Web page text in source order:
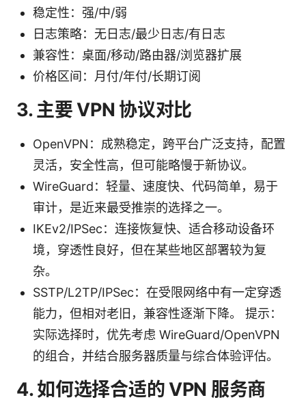
稳定性：强/中/弱
日志策略：无日志/最少日志/有日志
兼容性：桌面/移动/路由器/浏览器扩展
价格区间：月付/年付/长期订阅
3. 主要 VPN 协议对比
OpenVPN：成熟稳定，跨平台广泛支持，配置
灵活，安全性高，但可能略慢于新协议。
WireGuard：轻量、速度快、代码简单，易于
审计，是近来最受推崇的选择之一。
IKEv2/IPSec：连接恢复快、适合移动设备环
境，穿透性良好，但在某些地区部署较为复
杂。
SSTP/L2TP/IPSec：在受限网络中有一定穿透
能力，但相对老旧，兼容性逐渐下降。 提示：
实际选择时，优先考虑 WireGuard/OpenVPN
的组合，并结合服务器质量与综合体验评估。
4. 如何选择合适的 VPN 服务商